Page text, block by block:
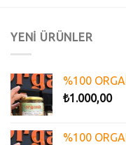
YENİ ÜRÜNLER
%100
₺1.000,00
%100